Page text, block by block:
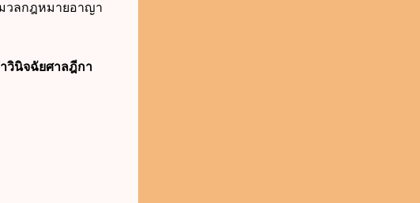
วลกฎหมายอาญา
วินิจฉัยศาลฎีกา